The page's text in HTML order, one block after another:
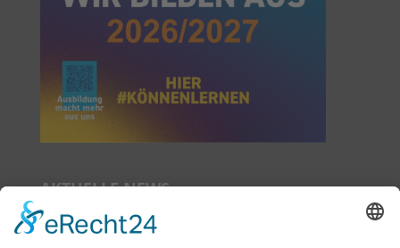
AKTUELLE NEWS
Das neue Mietermagazin ist da!